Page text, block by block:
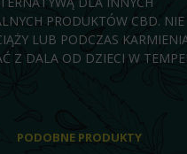
PRODUKTÓW CBD. NIE
LUB PODCZAS
Z DALA OD DZIECI W
PODOBNE PRODUKTY